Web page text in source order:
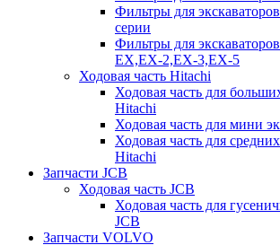
Фильтры для
серии
Фильтры для
EX,EX-2,EX-3,EX-5
Ходовая часть Hitachi
Ходовая часть для
Hitachi
Ходовая часть для мини
Ходовая часть для
Hitachi
Запчасти JCB
Ходовая часть JCB
Ходовая часть для
JCB
Запчасти VOLVO